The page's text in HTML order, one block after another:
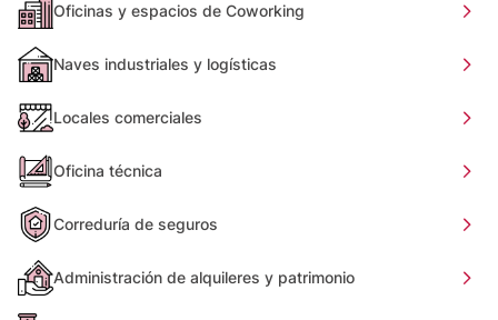
Oficinas y espacios de Coworking
Naves industriales y logísticas
Locales comerciales
Oficina técnica
Correduría de seguros
Administración de alquileres y patrimonio